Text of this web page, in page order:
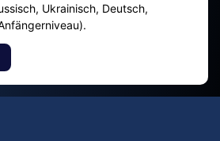
Ukrainisch, Deutsch,